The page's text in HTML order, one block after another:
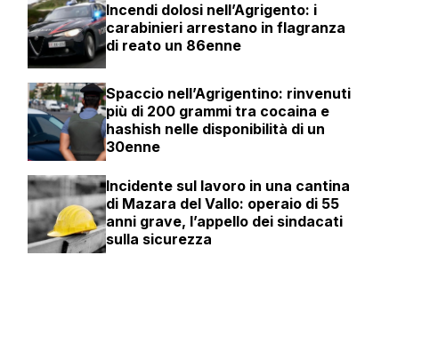
Incendi dolosi nell’Agrigento: i
carabinieri arrestano in flagranza
di reato un 86enne
Spaccio nell’Agrigentino: rinvenuti
più di 200 grammi tra cocaina e
hashish nelle disponibilità di un
30enne
Incidente sul lavoro in una cantina
di Mazara del Vallo: operaio di 55
anni grave, l’appello dei sindacati
sulla sicurezza